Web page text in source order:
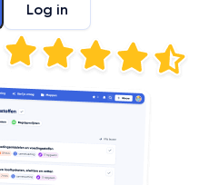
Log in